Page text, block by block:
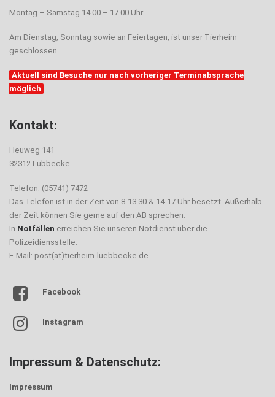
Montag – Samstag 14.00 – 17.00 Uhr
Am Dienstag, Sonntag sowie an Feiertagen, ist unser Tierheim
geschlossen.
Aktuell sind Besuche nur nach vorheriger Terminabsprache
möglich
Kontakt:
Heuweg 141
32312 Lübbecke
Telefon: (05741) 7472
Das Telefon ist in der Zeit von 8-13.30 & 14-17 Uhr besetzt. Außerhalb
der Zeit können Sie gerne auf den AB sprechen.
In Notfällen erreichen Sie unseren Notdienst über die
Polizeidiensstelle.
E-Mail: post(at)tierheim-luebbecke.de
Facebook
Instagram
Impressum & Datenschutz:
Impressum